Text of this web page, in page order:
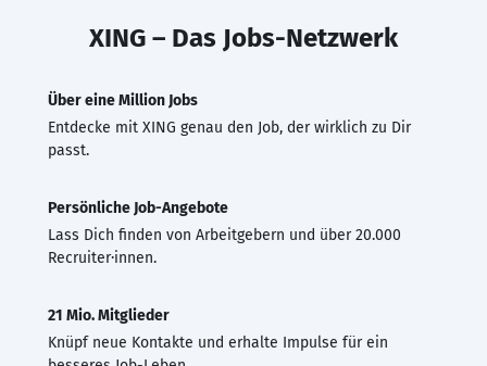
XING – Das Jobs-Netzwerk
Über eine Million Jobs
Entdecke mit XING genau den Job, der wirklich zu Dir
passt.
Persönliche Job-Angebote
Lass Dich finden von Arbeitgebern und über 20.000
Recruiter·innen.
21 Mio. Mitglieder
Knüpf neue Kontakte und erhalte Impulse für ein